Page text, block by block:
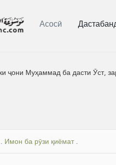
Асосӣ
ҷони Муҳаммад ба дасти Ӯст,
. Имон ба рӯзи қиёмат.